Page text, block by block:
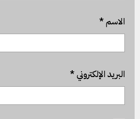
الاسم*
البريد الإلكتروني*